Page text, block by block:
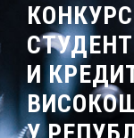
И